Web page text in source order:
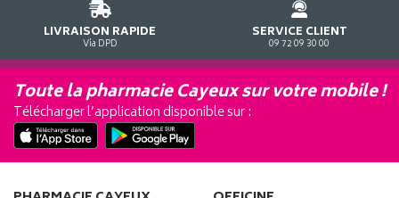
LIVRAISON RAPIDE
Via DPD
SERVICE CLIENT
09 72 09 30 00
Toute la pharmacie Cayeux sur votre mobile !
Télécharger l’application disponible sur :